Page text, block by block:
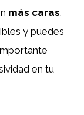
más caras.
y puedes
en tu